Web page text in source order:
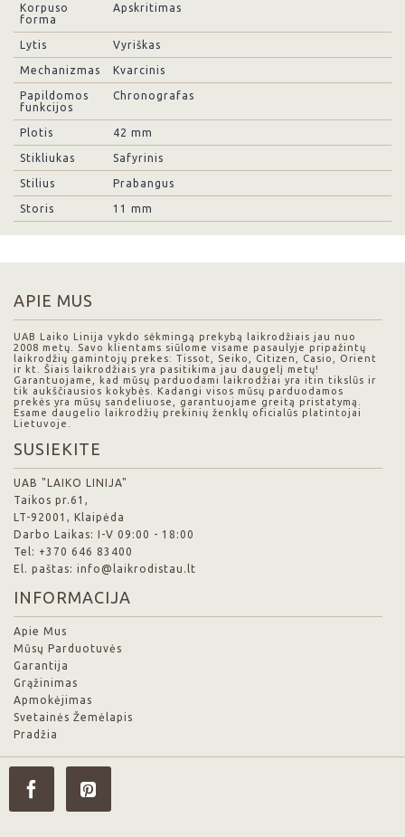
Korpuso
forma
Apskritimas
Lytis Vyriškas
Mechanizmas Kvarcinis
Papildomos
funkcijos
Chronografas
Plotis 42 mm
Stikliukas Safyrinis
Stilius Prabangus
Storis 11 mm
APIE MUS
UAB Laiko Linija vykdo sėkmingą prekybą laikrodžiais jau nuo
2008 metų. Savo klientams siūlome visame pasaulyje pripažintų
laikrodžių gamintojų prekes: Tissot, Seiko, Citizen, Casio, Orient
ir kt. Šiais laikrodžiais yra pasitikima jau daugelį metų!
Garantuojame, kad mūsų parduodami laikrodžiai yra itin tikslūs ir
tik aukščiausios kokybės. Kadangi visos mūsų parduodamos
prekės yra mūsų sandeliuose, garantuojame greitą pristatymą.
Esame daugelio laikrodžių prekinių ženklų oficialūs platintojai
Lietuvoje.
SUSIEKITE
UAB "LAIKO LINIJA"
Taikos pr.61,
LT-92001, Klaipėda
Darbo Laikas: I-V 09:00 - 18:00
Tel: +370 646 83400
El. paštas: info@laikrodistau.lt
INFORMACIJA
Apie Mus
Mūsų Parduotuvės
Garantija
Grąžinimas
Apmokėjimas
Svetainės Žemėlapis
Pradžia